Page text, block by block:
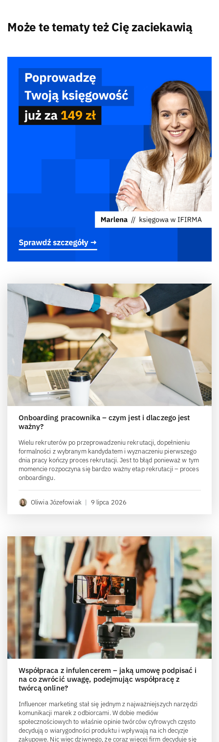
Może te tematy też Cię zaciekawią
Onboarding pracownika – czym jest i dlaczego jest
ważny?
Wielu rekruterów po przeprowadzeniu rekrutacji, dopełnieniu
formalności z wybranym kandydatem i wyznaczeniu pierwszego
dnia pracy kończy proces rekrutacji. Jest to błąd ponieważ w tym
momencie rozpoczyna się bardzo ważny etap rekrutacji – proces
onboardingu.
Oliwia Józefowiak | 9 lipca 2026
Współpraca z infulencerem – jaką umowę podpisać i
na co zwrócić uwagę, podejmując współpracę z
twórcą online?
Influencer marketing stał się jednym z najważniejszych narzędzi
komunikacji marek z odbiorcami. W dobie mediów
społecznościowych to właśnie opinie twórców cyfrowych często
decydują o wiarygodności produktu i wpływają na ich decyzje
zakupowe. Nic więc dziwnego, że coraz więcej firm decyduje się